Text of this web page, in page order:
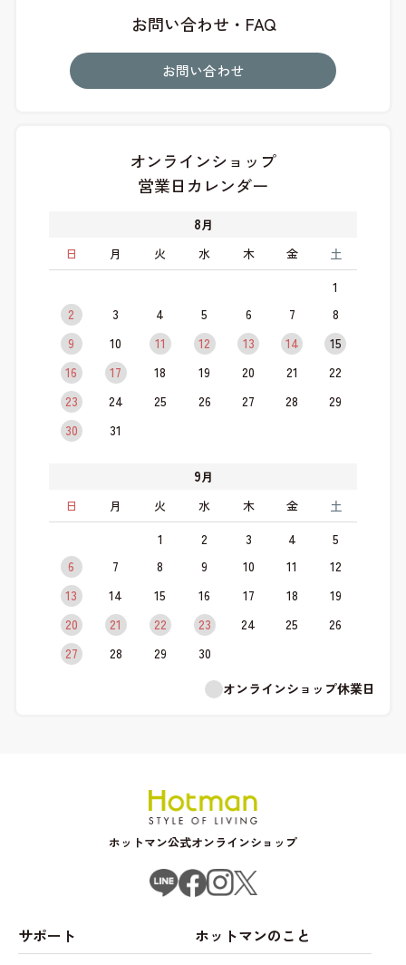
お問い合わせ・FAQ
お問い合わせ
オンラインショップ
営業日カレンダー
8月
日
月 火 水 木 金 土
1
2
3 4 5 6 7
8
9
10 11 12 13 14
15
16
17 18 19 20 21
22
23
24 25 26 27 28
29
30
31
9月
日
月 火 水 木 金 土
1 2 3 4
5
6
7 8 9 10 11
12
13
14 15 16 17 18
19
20
21 22 23 24 25
26
27
28 29
30
オンラインショップ休業日
ホットマン公式オンラインショップ
サポート ホットマンのこと